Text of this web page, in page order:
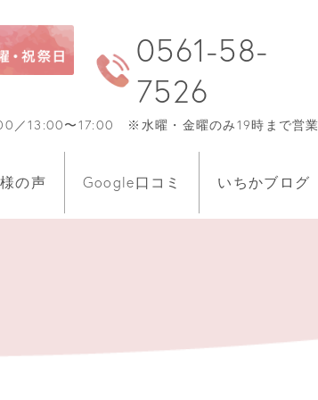
0561-58-
7526
／13:00〜17:00 ※水曜・金曜のみ19時まで営業
の声 Google口コミ いちかブログ